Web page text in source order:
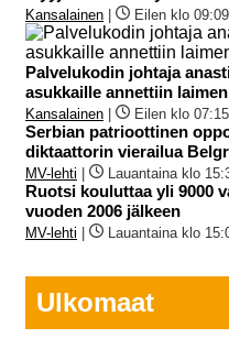
Kansalainen Eilen klo 09:09
Palvelukodin johtaja
asukkaille annettiin
Kansalainen Eilen klo 07:15
Serbian patrioottinen
diktaattorin vierailua
MV-lehti Lauantaina klo
Ruotsi kouluttaa yli 9000
vuoden 2006 jälkeen
MV-lehti Lauantaina klo
Ulkomaat